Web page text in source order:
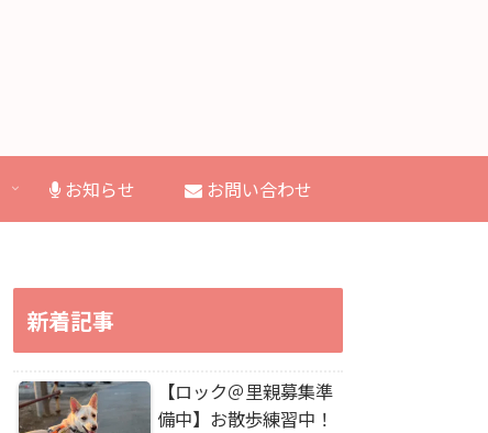
お知らせ お問い合わせ
新着記事
【ロック＠里親募集準
備中】お散歩練習中！